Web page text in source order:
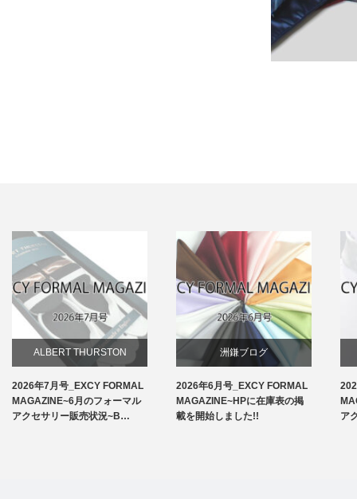
ALBERT THURSTON
お知らせ
2026年7月号_EXCY FORMAL
MAGAZINE~6月のフォーマル
アクセサリー販売状況~B…
洲鎌ブログ
2026年6月号_EXCY FORMAL
MAGAZINE~HPに在庫表の掲
載を開始しました!!
ア